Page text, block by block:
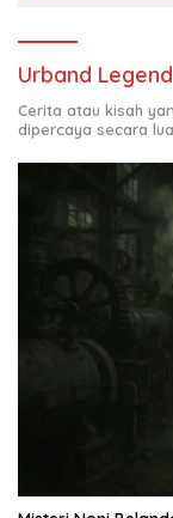
Urband Legend
Cerita atau kisah
dipercaya secara